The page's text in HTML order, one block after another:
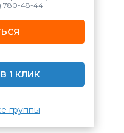
780-48-44
1 КЛИК
группы